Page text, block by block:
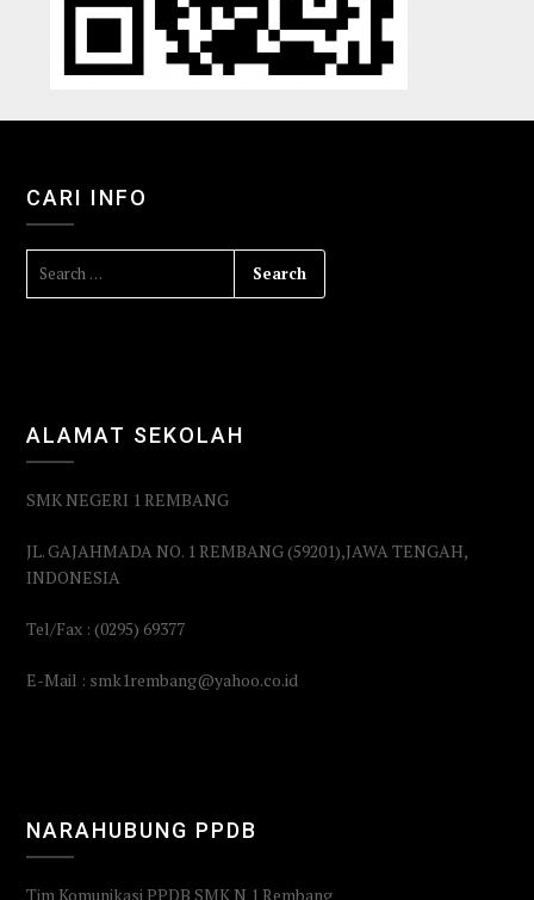
CARI INFO
ALAMAT SEKOLAH
SMK NEGERI 1 REMBANG
JL. GAJAHMADA NO. 1 REMBANG (59201),JAWA TENGAH,
INDONESIA
Tel/Fax : (0295) 69377
E-Mail : smk1rembang@yahoo.co.id
NARAHUBUNG PPDB
Tim Komunikasi PPDB SMK N 1 Rembang